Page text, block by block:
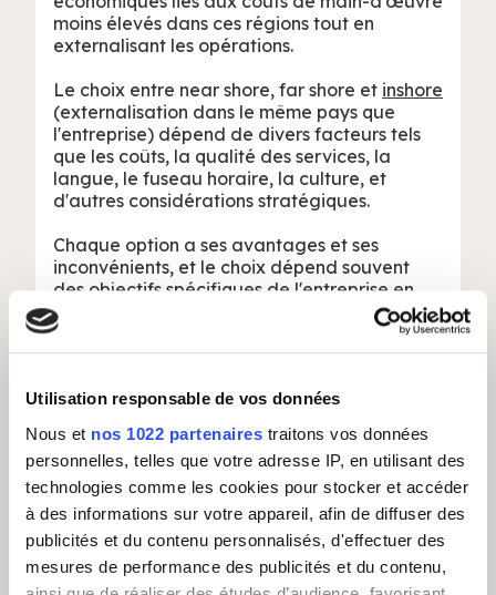
Utilisation responsable de vos données
Nous et nos 1022 partenaires traitons vos données
personnelles, telles que votre adresse IP, en utilisant des
technologies comme les cookies pour stocker et accéder
à des informations sur votre appareil, afin de diffuser des
publicités et du contenu personnalisés, d'effectuer des
mesures de performance des publicités et du contenu,
moins élevés dans ces régions tout en
externalisant les opérations.
Le choix entre near shore, far shore et inshore
(externalisation dans le même pays que
l'entreprise) dépend de divers facteurs tels
que les coûts, la qualité des services, la
langue, le fuseau horaire, la culture, et
d'autres considérations stratégiques.
Chaque option a ses avantages et ses
inconvénients, et le choix dépend souvent
des objectifs spécifiques de l'entreprise en
matière d'externalisation.
👉 Pour en savoir plus, nous vous conseillons
modes d’externalisation inshore, nearshore,